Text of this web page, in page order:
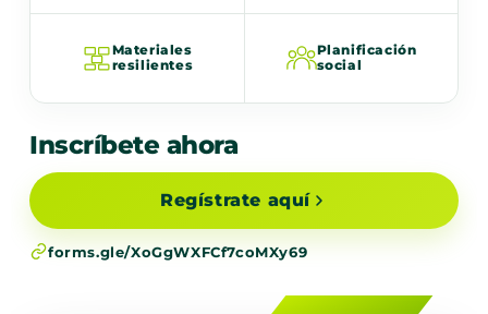
Materiales
resilientes
Planificación
social
Inscríbete ahora
Regístrate aquí
forms.gle/XoGgWXFCf7coMXy69